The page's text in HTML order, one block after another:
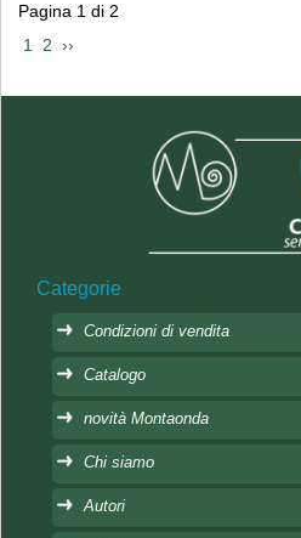
Pagina 1 di 2
1 2 ››
Categorie
Condizioni di vendita
Catalogo
novità Montaonda
Chi siamo
Autori